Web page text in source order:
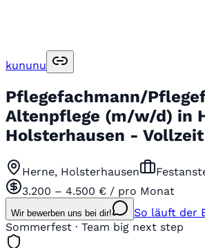
kununu
Pflegefachmann/
Altenpflege (m/w/d) in
Holsterhausen - Vollzeit
Herne, Holsterhausen
3.200 – 4.500 € / pro Monat
Wir bewerben uns bei dir!
So läuft der
Sommerfest · Team big next step